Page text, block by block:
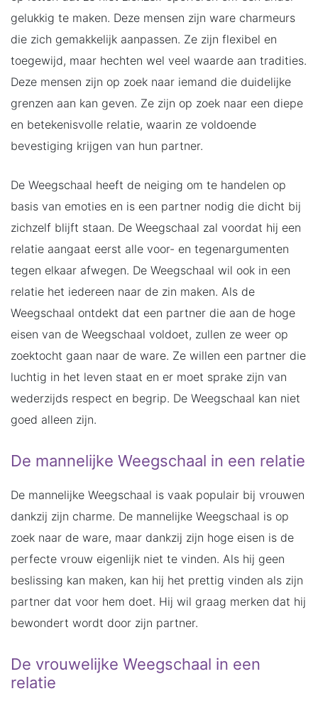
gelukkig te maken. Deze mensen zijn ware charmeurs
die zich gemakkelijk aanpassen. Ze zijn flexibel en
toegewijd, maar hechten wel veel waarde aan tradities.
Deze mensen zijn op zoek naar iemand die duidelijke
grenzen aan kan geven. Ze zijn op zoek naar een diepe
en betekenisvolle relatie, waarin ze voldoende
bevestiging krijgen van hun partner.
De Weegschaal heeft de neiging om te handelen op
basis van emoties en is een partner nodig die dicht bij
zichzelf blijft staan. De Weegschaal zal voordat hij een
relatie aangaat eerst alle voor- en tegenargumenten
tegen elkaar afwegen. De Weegschaal wil ook in een
relatie het iedereen naar de zin maken. Als de
Weegschaal ontdekt dat een partner die aan de hoge
eisen van de Weegschaal voldoet, zullen ze weer op
zoektocht gaan naar de ware. Ze willen een partner die
luchtig in het leven staat en er moet sprake zijn van
wederzijds respect en begrip. De Weegschaal kan niet
goed alleen zijn.
De mannelijke Weegschaal in een relatie
De mannelijke Weegschaal is vaak populair bij vrouwen
dankzij zijn charme. De mannelijke Weegschaal is op
zoek naar de ware, maar dankzij zijn hoge eisen is de
perfecte vrouw eigenlijk niet te vinden. Als hij geen
beslissing kan maken, kan hij het prettig vinden als zijn
partner dat voor hem doet. Hij wil graag merken dat hij
bewondert wordt door zijn partner.
De vrouwelijke Weegschaal in een
relatie